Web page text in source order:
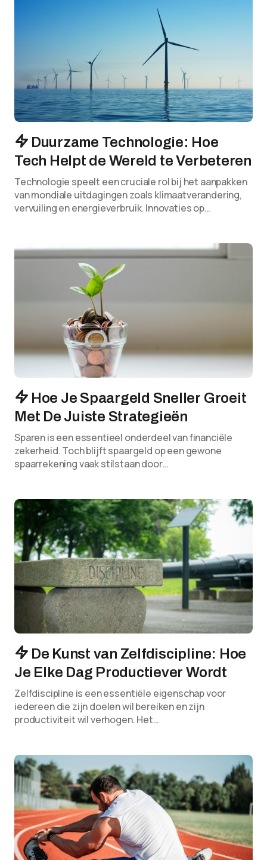
Duurzame Technologie: Hoe
Tech Helpt de Wereld te Verbeteren
Technologie speelt een cruciale rol bij het aanpakken
van mondiale uitdagingen zoals klimaatverandering,
vervuiling en energieverbruik. Innovaties op…
Hoe Je Spaargeld Sneller Groeit
Met De Juiste Strategieën
Sparen is een essentieel onderdeel van financiële
zekerheid. Toch blijft spaargeld op een gewone
spaarrekening vaak stilstaan door…
De Kunst van Zelfdiscipline: Hoe
Je Elke Dag Productiever Wordt
Zelfdiscipline is een essentiële eigenschap voor
iedereen die zijn doelen wil bereiken en zijn
productiviteit wil verhogen. Het…